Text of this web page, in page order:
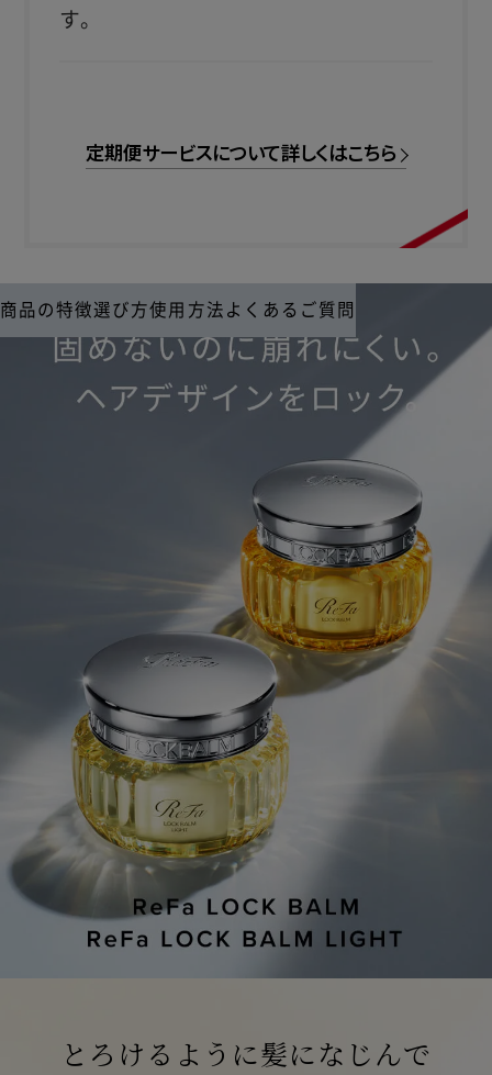
す。
定期便サービスについて詳しくはこちら
商品の特徴選び方使用方法 よくあるご質問
とろけるように髪になじんで